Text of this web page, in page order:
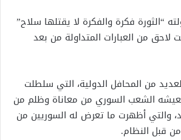
“الثورة فكرة والفكرة لا يقتلها سلاح”
من العبارات المتداولة من بعد
من المحافل الدولية، التي سلطلت
الشعب السوري من معاناة وظلم من
والتي أظهرت ما تعرض له السوريين من
قبل النظام.